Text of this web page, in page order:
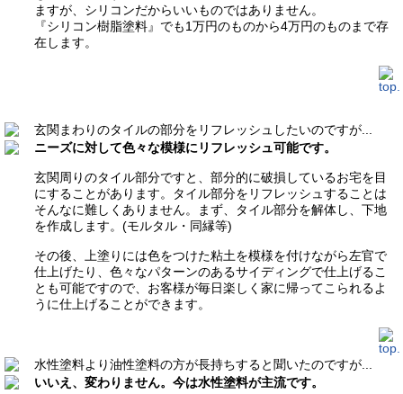
ますが、シリコンだからいいものではありません。
『シリコン樹脂塗料』でも1万円のものから4万円のものまで存
在します。
玄関まわりのタイルの部分をリフレッシュしたいのですが...
ニーズに対して色々な模様にリフレッシュ可能です。
玄関周りのタイル部分ですと、部分的に破損しているお宅を目
にすることがあります。タイル部分をリフレッシュすることは
そんなに難しくありません。まず、タイル部分を解体し、下地
を作成します。(モルタル・同縁等)
その後、上塗りには色をつけた粘土を模様を付けながら左官で
仕上げたり、色々なパターンのあるサイディングで仕上げるこ
とも可能ですので、お客様が毎日楽しく家に帰ってこられるよ
うに仕上げることができます。
水性塗料より油性塗料の方が長持ちすると聞いたのですが...
いいえ、変わりません。今は水性塗料が主流です。